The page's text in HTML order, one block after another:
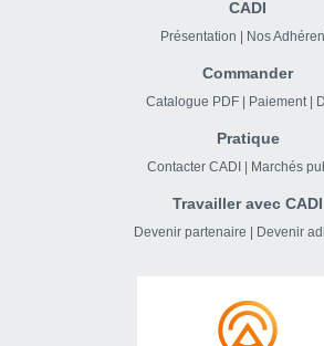
CADI
Présentation | Nos
Commander
Catalogue PDF | Paiement |
Pratique
Contacter CADI | Marchés
Travailler avec CADI
Devenir partenaire | Devenir